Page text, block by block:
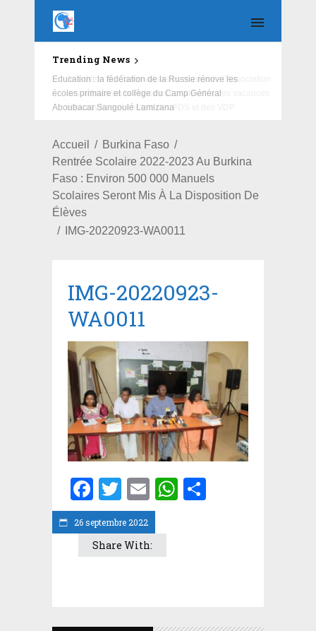
Trending News
Education : la fédération de la Russie rénove les
écoles primaire et collège du Camp Général
Aboubacar Sangoulé Lamizana
Accueil
Burkina Faso
Rentrée Scolaire 2022-2023 Au Burkina
Faso : Environ 500 000 Manuels
Scolaires Seront Mis À La Disposition De
Élèves
IMG-20220923-WA0011
26 septembre 2022
IMG-20220923-
WA0011
Facebook
Twitter
EmailWhatsApp
Share With: